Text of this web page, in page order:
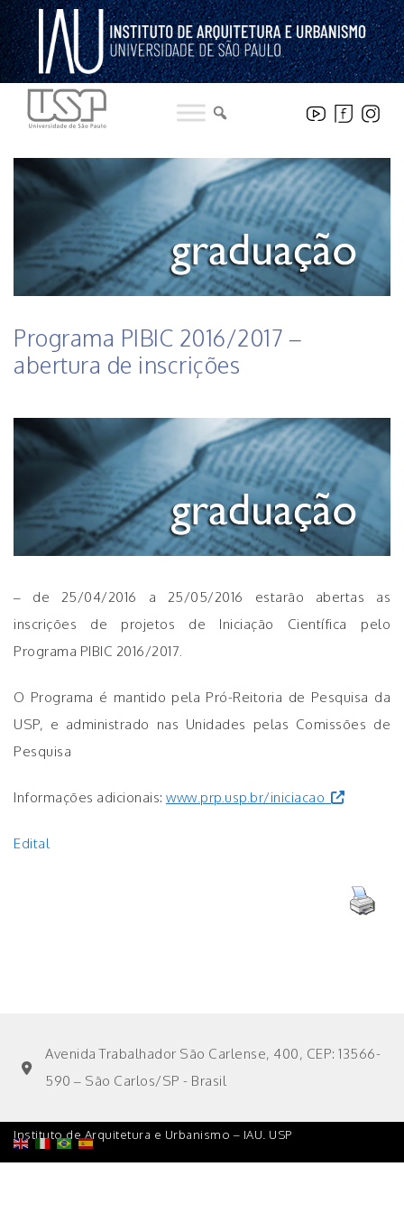
Pular
para
o
conteúdo
Programa PIBIC 2016/2017 –
abertura de inscrições
– de 25/04/2016 a 25/05/2016 estarão abertas as
inscrições de projetos de Iniciação Científica pelo
Programa PIBIC 2016/2017.
O Programa é mantido pela Pró-Reitoria de Pesquisa da
USP, e administrado nas Unidades pelas Comissões de
Pesquisa
Informações adicionais: www.prp.usp.br/iniciacao
Edital
Avenida Trabalhador São Carlense, 400, CEP: 13566-
590 – São Carlos/SP - Brasil
Instituto de Arquitetura e Urbanismo – IAU. USP